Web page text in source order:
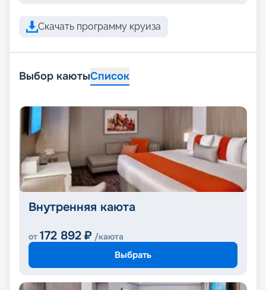
Скачать программу круиза
Выбор каютыСписок
Внутренняя каюта
от 172 892 ₽ /каюта
Выбрать